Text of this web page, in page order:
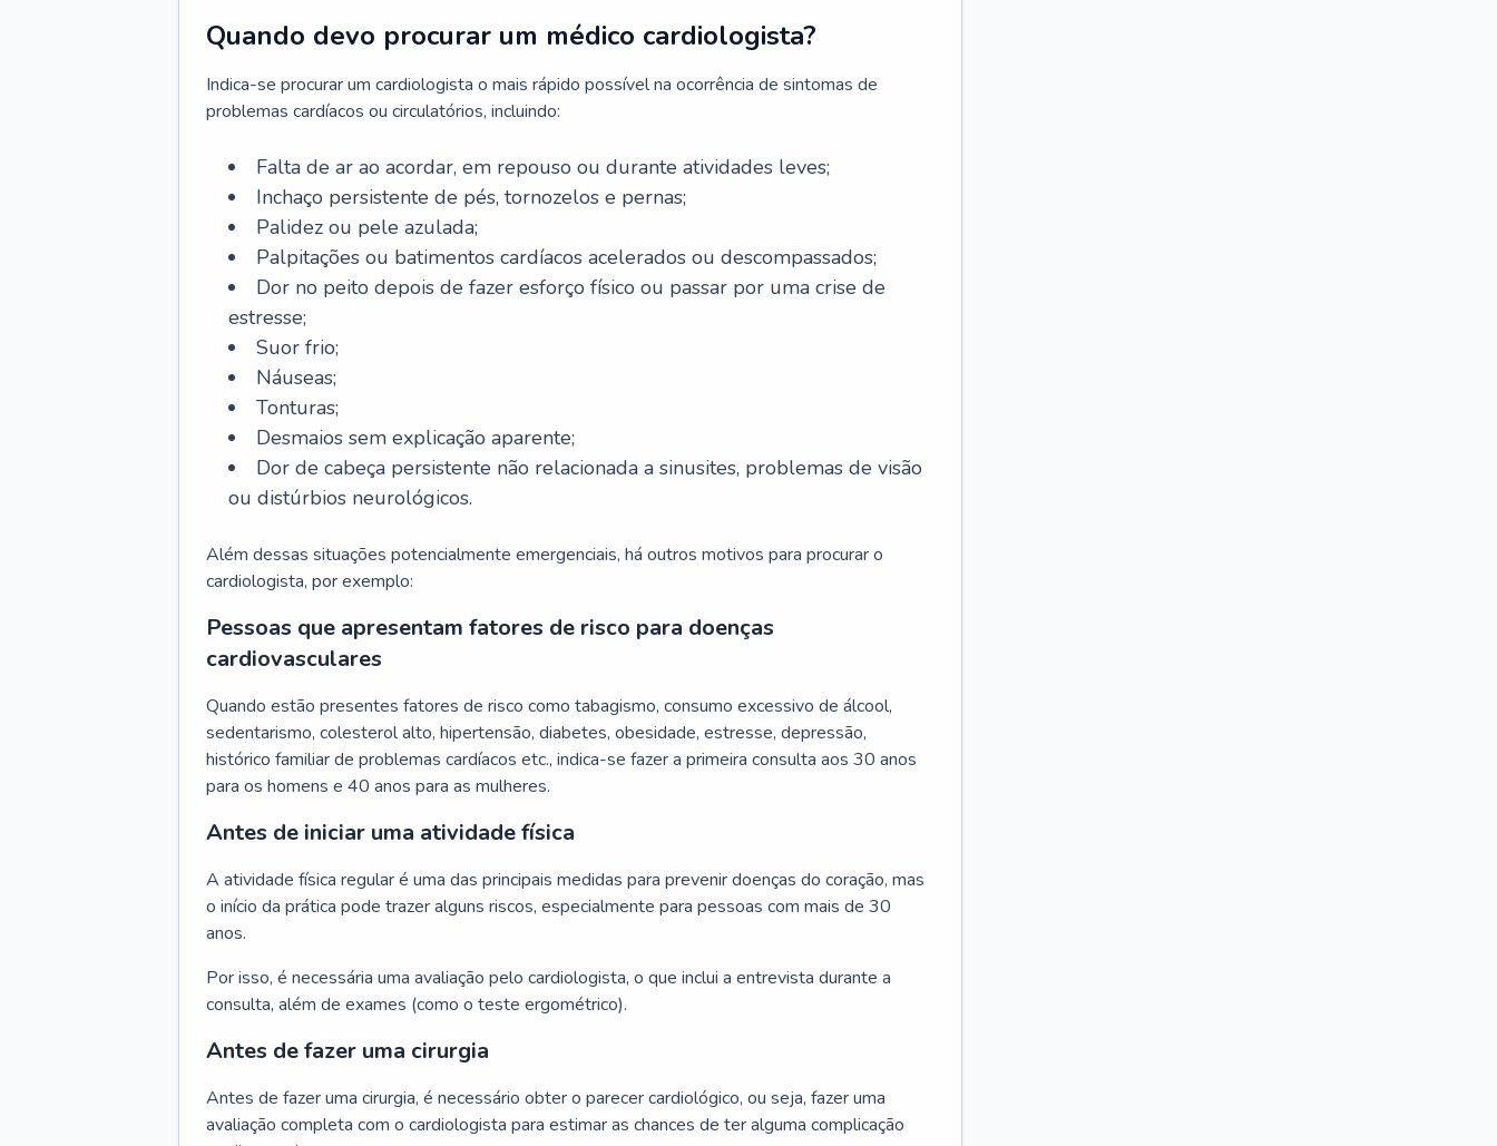
Quando devo procurar um médico cardiologista?
Indica-se procurar um cardiologista o mais rápido possível na ocorrência de sintomas de
problemas cardíacos ou circulatórios, incluindo:
Falta de ar ao acordar, em repouso ou durante atividades leves;
Inchaço persistente de pés, tornozelos e pernas;
Palidez ou pele azulada;
Palpitações ou batimentos cardíacos acelerados ou descompassados;
Dor no peito depois de fazer esforço físico ou passar por uma crise de
estresse;
Suor frio;
Náuseas;
Tonturas;
Desmaios sem explicação aparente;
Dor de cabeça persistente não relacionada a sinusites, problemas de visão
ou distúrbios neurológicos.
Além dessas situações potencialmente emergenciais, há outros motivos para procurar o
cardiologista, por exemplo:
Pessoas que apresentam fatores de risco para doenças
cardiovasculares
Quando estão presentes fatores de risco como tabagismo, consumo excessivo de álcool,
sedentarismo, colesterol alto, hipertensão, diabetes, obesidade, estresse, depressão,
histórico familiar de problemas cardíacos etc., indica-se fazer a primeira consulta aos 30 anos
para os homens e 40 anos para as mulheres.
Antes de iniciar uma atividade física
A atividade física regular é uma das principais medidas para prevenir doenças do coração, mas
o início da prática pode trazer alguns riscos, especialmente para pessoas com mais de 30
anos.
Por isso, é necessária uma avaliação pelo cardiologista, o que inclui a entrevista durante a
consulta, além de exames (como o teste ergométrico).
Antes de fazer uma cirurgia
Antes de fazer uma cirurgia, é necessário obter o parecer cardiológico, ou seja, fazer uma
avaliação completa com o cardiologista para estimar as chances de ter alguma complicação